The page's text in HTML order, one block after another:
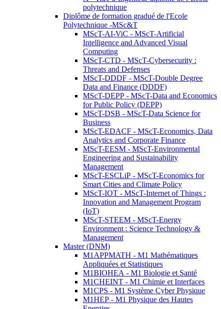
polytechnique
Diplôme de formation gradué de l'Ecole
Polytechnique -MSc&T
MScT-AI-ViC - MScT-Artificial
Intelligence and Advanced Visual
Computing
MScT-CTD - MScT-Cybersecurity :
Threats and Defenses
MScT-DDDF - MScT-Double Degree
Data and Finance (DDDF)
MScT-DEPP - MScT-Data and Economics
for Public Policy (DEPP)
MScT-DSB - MScT-Data Science for
Business
MScT-EDACF - MScT-Economics, Data
Analytics and Corporate Finance
MScT-EESM - MScT-Environmental
Engineering and Sustainability
Management
MScT-ESCLiP - MScT-Economics for
Smart Cities and Climate Policy
MScT-IOT - MScT-Internet of Things :
Innovation and Management Program
(IoT)
MScT-STEEM - MScT-Energy
Environment : Science Technology &
Management
Master (DNM)
M1APPMATH - M1 Mathématiques
Appliquées et Statistiques
M1BIOHEA - M1 Biologie et Santé
M1CHEINT - M1 Chimie et Interfaces
M1CPS - M1 Système Cyber Physique
M1HEP - M1 Physique des Hautes